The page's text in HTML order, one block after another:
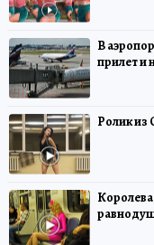
В
прилет и
Ролик из